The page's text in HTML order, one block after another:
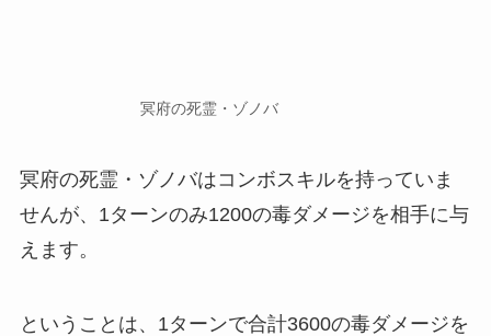
冥府の死霊・ゾノバ
冥府の死霊・ゾノバはコンボスキルを持っていま
せんが、1ターンのみ1200の毒ダメージを相手に与
えます。
ということは、1ターンで合計3600の毒ダメージを